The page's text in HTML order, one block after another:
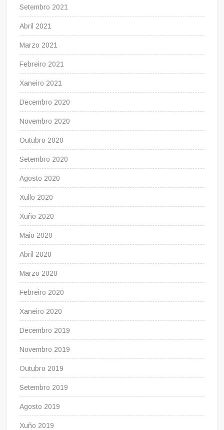
Setembro 2021
Abril 2021
Marzo 2021
Febreiro 2021
Xaneiro 2021
Decembro 2020
Novembro 2020
Outubro 2020
Setembro 2020
Agosto 2020
Xullo 2020
Xuño 2020
Maio 2020
Abril 2020
Marzo 2020
Febreiro 2020
Xaneiro 2020
Decembro 2019
Novembro 2019
Outubro 2019
Setembro 2019
Agosto 2019
Xuño 2019